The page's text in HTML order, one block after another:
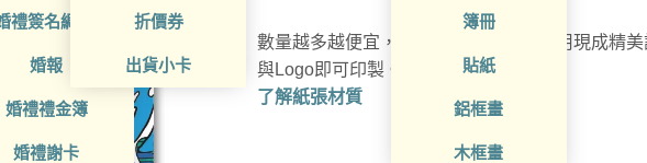
禮簽名綢(p)
婚報
婚禮禮金簿
婚禮謝卡
折價券
出貨小卡
簿冊
貼紙
鋁框畫
木框畫
數量越多越便宜，多種材質可選擇；利用現成精
與Logo即可印製。
了解紙張材質